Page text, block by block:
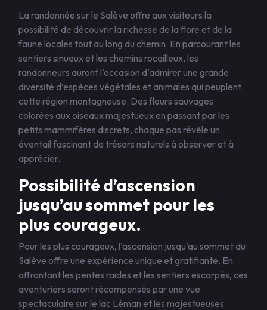
La randonnée sur le Salève offre aux visiteurs la
possibilité de découvrir la richesse de la flore et de la
faune locales tout au long du chemin. En parcourant les
sentiers sinueux et les chemins rocailleux, les
randonneurs auront l’occasion d’admirer une grande
diversité d’espèces végétales et animales qui peuplent
cette région montagneuse. Des fleurs sauvages
colorées aux oiseaux majestueux en passant par les
petits mammifères discrets, chaque pas révèle un
éventail fascinant de trésors naturels à observer et à
apprécier.
Possibilité d’ascension
jusqu’au sommet pour les
plus courageux.
Pour les plus courageux, l’ascension jusqu’au sommet du
Salève offre une expérience unique et gratifiante. En
affrontant les pentes raides et les sentiers escarpés, ces
aventuriers seront récompensés par une vue
spectaculaire sur le lac Léman et les majestueuses